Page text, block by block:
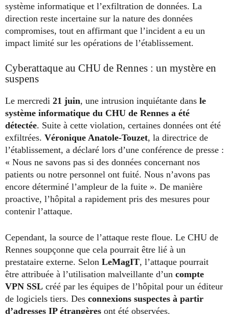
système informatique et l’exfiltration de données. La
direction reste incertaine sur la nature des données
compromises, tout en affirmant que l’incident a eu un
impact limité sur les opérations de l’établissement.
Cyberattaque au CHU de Rennes : un mystère en
suspens
Le mercredi 21 juin, une intrusion inquiétante dans le
système informatique du CHU de Rennes a été
détectée. Suite à cette violation, certaines données ont été
exfiltrées. Véronique Anatole-Touzet, la directrice de
l’établissement, a déclaré lors d’une conférence de presse :
« Nous ne savons pas si des données concernant nos
patients ou notre personnel ont fuité. Nous n’avons pas
encore déterminé l’ampleur de la fuite ». De manière
proactive, l’hôpital a rapidement pris des mesures pour
contenir l’attaque.
Cependant, la source de l’attaque reste floue. Le CHU de
Rennes soupçonne que cela pourrait être lié à un
prestataire externe. Selon LeMagIT, l’attaque pourrait
être attribuée à l’utilisation malveillante d’un compte
VPN SSL créé par les équipes de l’hôpital pour un éditeur
de logiciels tiers. Des connexions suspectes à partir
d’adresses IP étrangères ont été observées.